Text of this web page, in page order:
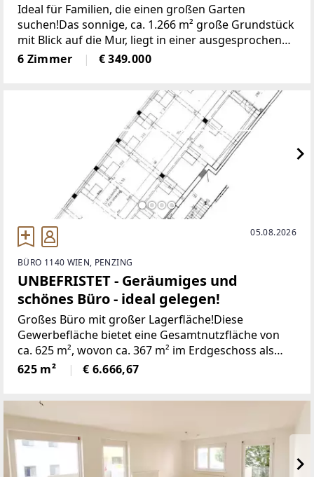
Ideal für Familien, die einen großen Garten
suchen!Das sonnige, ca. 1.266 m² große Grundstück
mit Blick auf die Mur, liegt in einer ausgesprochen
ruhigen und netten Wohngegend. Das Haus,
welches ca. 1964 erbaut wurde, bietet eine
6 Zimmer € 349.000
05.08.2026
BÜRO 1140 WIEN, PENZING
UNBEFRISTET - Geräumiges und
schönes Büro - ideal gelegen!
Großes Büro mit großer Lagerfläche!Diese
Gewerbefläche bietet eine Gesamtnutzfläche von
ca. 625 m², wovon ca. 367 m² im Erdgeschoss als
Bürofläche und ca. 258 m² als Lagerfläche/Archiv im
Kellergeschoss zur Verfügung stehen.Das
625 m² € 6.666,67